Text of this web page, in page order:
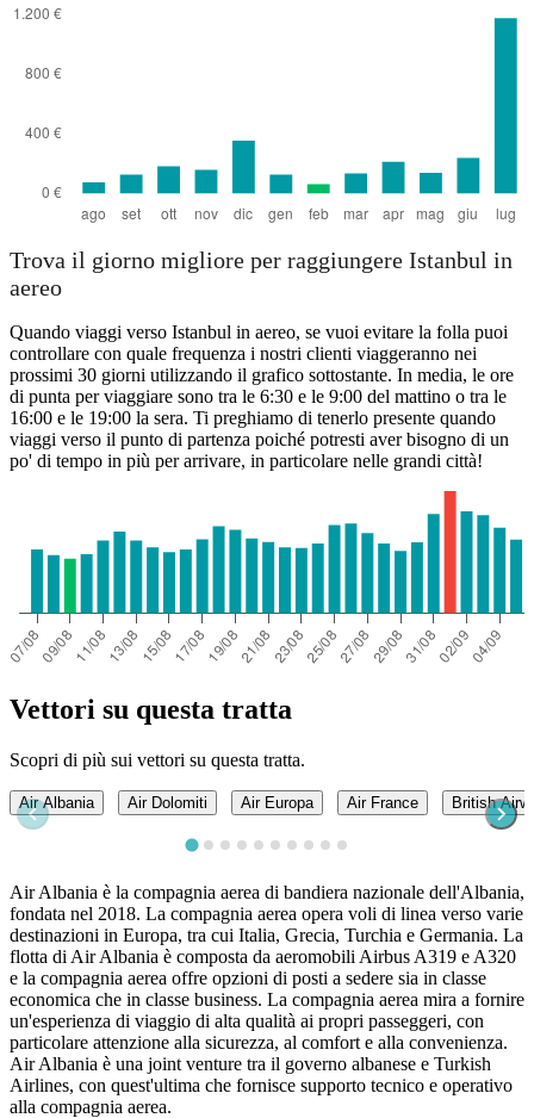
Trova il giorno migliore per raggiungere Istanbul in
aereo
Quando viaggi verso Istanbul in aereo, se vuoi evitare la folla puoi
controllare con quale frequenza i nostri clienti viaggeranno nei
prossimi 30 giorni utilizzando il grafico sottostante. In media, le ore
di punta per viaggiare sono tra le 6:30 e le 9:00 del mattino o tra le
16:00 e le 19:00 la sera. Ti preghiamo di tenerlo presente quando
viaggi verso il punto di partenza poiché potresti aver bisogno di un
po' di tempo in più per arrivare, in particolare nelle grandi città!
Vettori su questa tratta
Scopri di più sui vettori su questa tratta.
Air Albania Air Dolomiti Air Europa Air France British
Air Albania è la compagnia aerea di bandiera nazionale dell'Albania,
fondata nel 2018. La compagnia aerea opera voli di linea verso varie
destinazioni in Europa, tra cui Italia, Grecia, Turchia e Germania. La
flotta di Air Albania è composta da aeromobili Airbus A319 e A320
e la compagnia aerea offre opzioni di posti a sedere sia in classe
economica che in classe business. La compagnia aerea mira a fornire
un'esperienza di viaggio di alta qualità ai propri passeggeri, con
particolare attenzione alla sicurezza, al comfort e alla convenienza.
Air Albania è una joint venture tra il governo albanese e Turkish
Airlines, con quest'ultima che fornisce supporto tecnico e operativo
alla compagnia aerea.